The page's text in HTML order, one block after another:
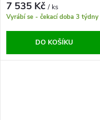
7 535 Kč/ ks
Vyrábí se - čekací doba 3 týdny
DO KOŠÍKU